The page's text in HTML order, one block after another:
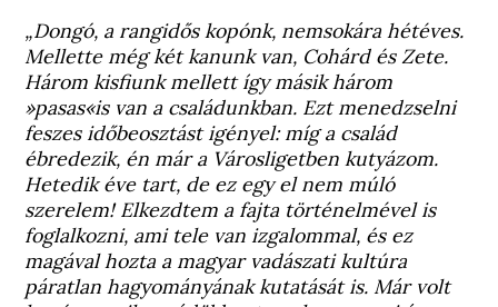
„Dongó, a rangidős kopónk, nemsokára hétéves.
Mellette még két kanunk van, Cohárd és Zete.
Három kisfiunk mellett így másik három
»pasas«is van a családunkban. Ezt menedzselni
feszes időbeosztást igényel: míg a család
ébredezik, én már a Városligetben kutyázom.
Hetedik éve tart, de ez egy el nem múló
szerelem! Elkezdtem a fajta történelmével is
foglalkozni, ami tele van izgalommal, és ez
magával hozta a magyar vadászati kultúra
páratlan hagyományának kutatását is. Már volt